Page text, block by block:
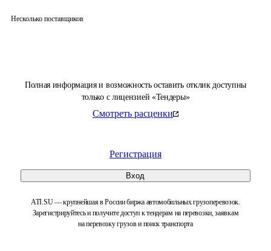
Полная информация и возможность оставить отклик доступны
только с лицензией «Тендеры»
Смотреть расценки
Регистрация
Вход
ATI.SU — крупнейшая в России биржа автомобильных грузоперевозок.
Зарегистрируйтесь и получите доступ к тендерам на перевозки, заявкам
на перевозку грузов и поиск транспорта
Несколько поставщиков